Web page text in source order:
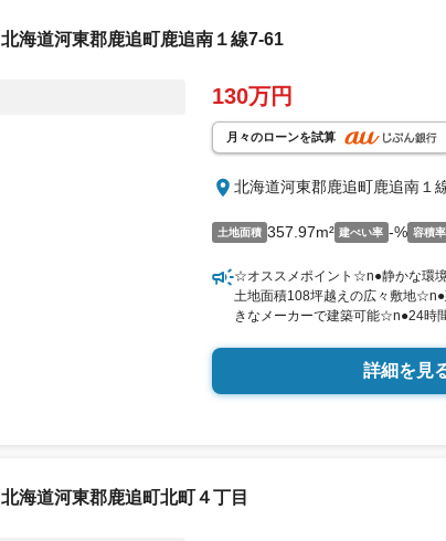
北海道河東郡鹿追町鹿追南１線7-61
130万円
月々のローンを試算
北海道河東郡鹿追町鹿追南１
土地面積 357.97m² 建ぺい率 -% 容積率
☆オススメポイント☆n●静かな環
土地面積108坪越えの広々敷地
きなメーカーで建築可能☆n●24時
道路に水道本管が埋設されており
み工事および費用は別途必要です
詳細を見
北海道河東郡鹿追町北町４丁目